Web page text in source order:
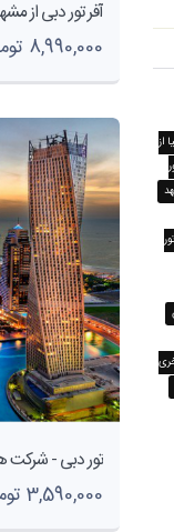
از
تور
8,990,000 تومان
3,590,000 تومان